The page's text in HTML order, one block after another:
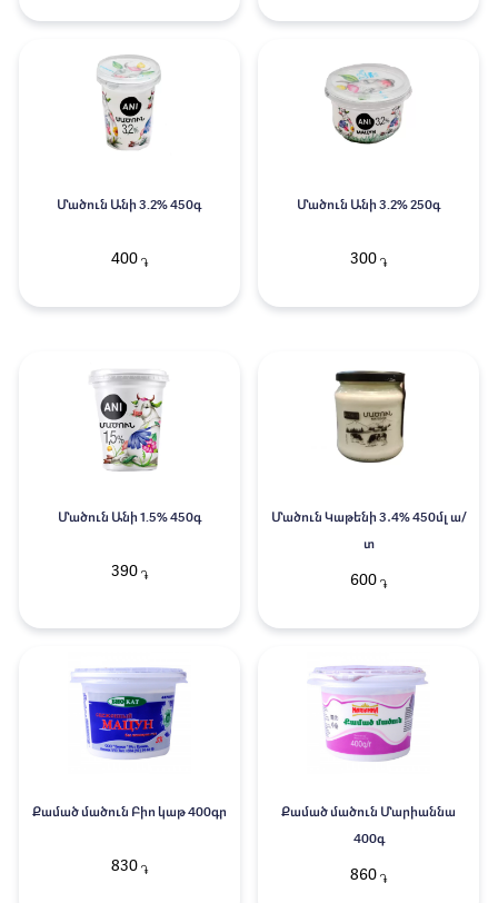
Մածուն Անի 3.2% 450գ
400֏
Մածուն Անի 3.2% 250գ
300 ֏
Մածուն Անի 1.5% 450գ
390֏
Մածուն Կաթենի 3․4% 450մլ ա/
տ
600 ֏
Քամած մածուն Բիո կաթ 400գր
830֏
Քամած մածուն Մարիաննա
400գ
860 ֏